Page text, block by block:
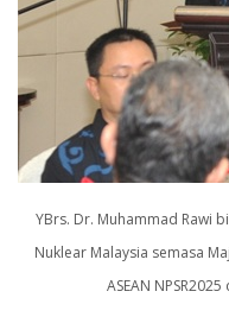
YBrs. Dr. Muhammad Rawi
Nuklear Malaysia semasa
ASEAN